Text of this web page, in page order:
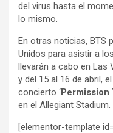
del virus hasta el
lo mismo.
En otras noticias, BTS
Unidos para asistir a los
llevarán a cabo en Las
y del 15 al 16 de abril,
concierto ‘Permission
en el Allegiant Stadium.
[elementor-template